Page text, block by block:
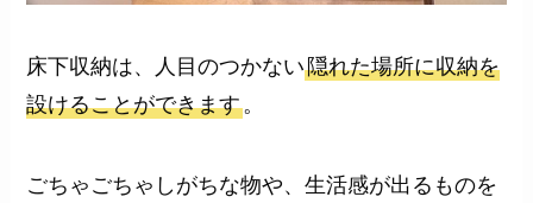
床下収納は、人目のつかない隠れた場所に収納を
設けることができます。
ごちゃごちゃしがちな物や、生活感が出るものを